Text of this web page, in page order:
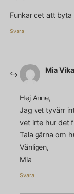
Funkar det att
Svara
Mia
Hej Anne,
Jag vet tyvärr
vet inte hur det
Tala gärna om
Vänligen,
Mia
Svara